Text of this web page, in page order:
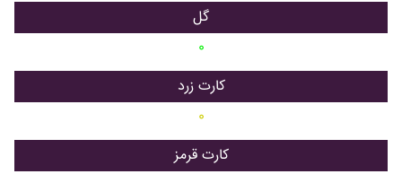
گل
۰
کارت زرد
۰
کارت قرمز